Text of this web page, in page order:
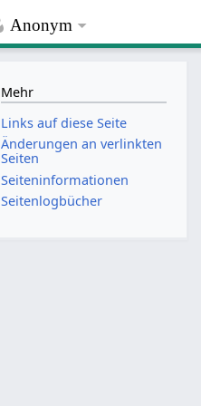
Anonym
Mehr
Links auf diese Seite
Änderungen an verlinkten
Seiten
Seiten­­informationen
Seitenlogbücher